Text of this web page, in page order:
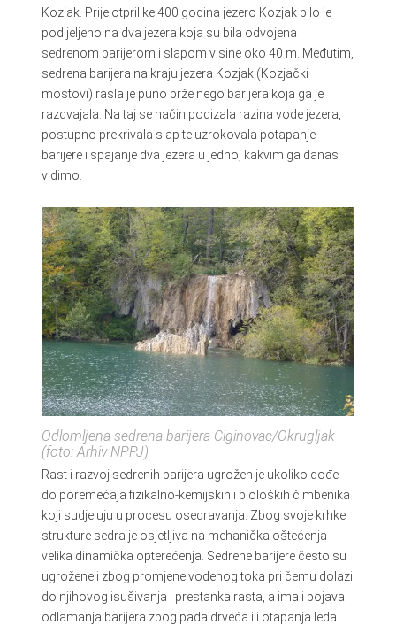
Kozjak. Prije otprilike 400 godina jezero Kozjak bilo je
podijeljeno na dva jezera koja su bila odvojena
sedrenom barijerom i slapom visine oko 40 m. Međutim,
sedrena barijera na kraju jezera Kozjak (Kozjački
mostovi) rasla je puno brže nego barijera koja ga je
razdvajala. Na taj se način podizala razina vode jezera,
postupno prekrivala slap te uzrokovala potapanje
barijere i spajanje dva jezera u jedno, kakvim ga danas
vidimo.
Odlomljena sedrena barijera Ciginovac/Okrugljak
(foto: Arhiv NPPJ)
Rast i razvoj sedrenih barijera ugrožen je ukoliko dođe
do poremećaja fizikalno-kemijskih i bioloških čimbenika
koji sudjeluju u procesu osedravanja. Zbog svoje krhke
strukture sedra je osjetljiva na mehanička oštećenja i
velika dinamička opterećenja. Sedrene barijere često su
ugrožene i zbog promjene vodenog toka pri čemu dolazi
do njihovog isušivanja i prestanka rasta, a ima i pojava
odlamanja barijera zbog pada drveća ili otapanja leda